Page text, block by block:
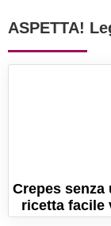
ASPETTA!
Crepes senza
ricetta facile
per fare le